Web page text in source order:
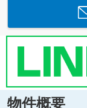
物件概要